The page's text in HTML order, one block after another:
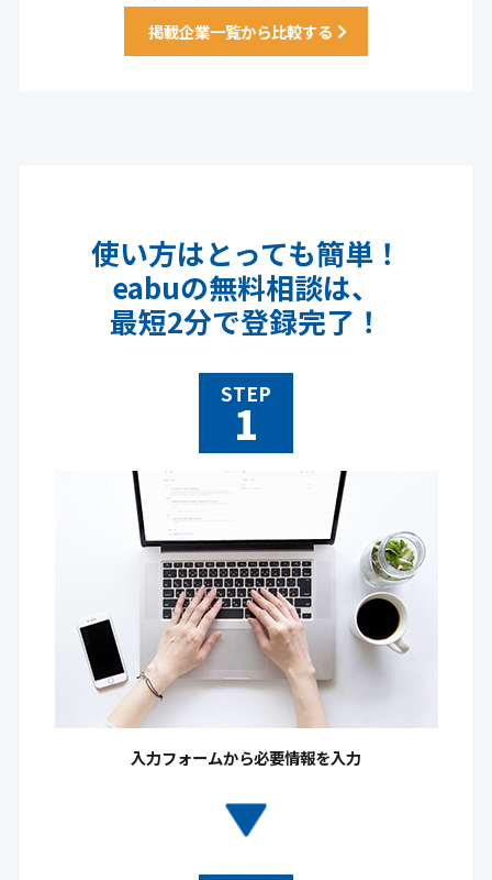
掲載企業一覧から比較する
使い方はとっても簡単！
eabuの無料相談は、
最短2分で登録完了！
STEP
入力フォームから必要情報を入力